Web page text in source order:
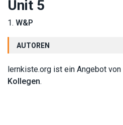
Unit 5
1. W&P
AUTOREN
lernkiste.org ist ein Angebot von
Kollegen.